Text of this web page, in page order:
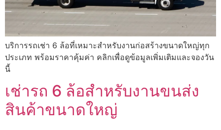
บริการรถเช่า 6 ล้อที่เหมาะสำหรับงานก่อสร้างขนาดใหญ่ทุก
ประเภท พร้อมราคาคุ้มค่า คลิกเพื่อดูข้อมูลเพิ่มเติมและจองวัน
นี้
เช่ารถ 6 ล้อสำหรับงานขนส่ง
สินค้าขนาดใหญ่